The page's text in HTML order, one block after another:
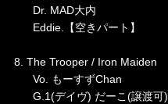
Dr. MAD大内
Eddie.【空きパート】
8. The Trooper / Iron Maiden
Vo. もーすずChan
G.1(デイヴ) だーこ(譲渡可)